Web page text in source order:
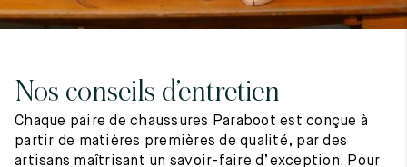
Nos conseils d’entretien
Chaque paire de chaussures Paraboot est conçue à
partir de matières premières de qualité, par des
artisans maîtrisant un savoir-faire d’exception. Pour